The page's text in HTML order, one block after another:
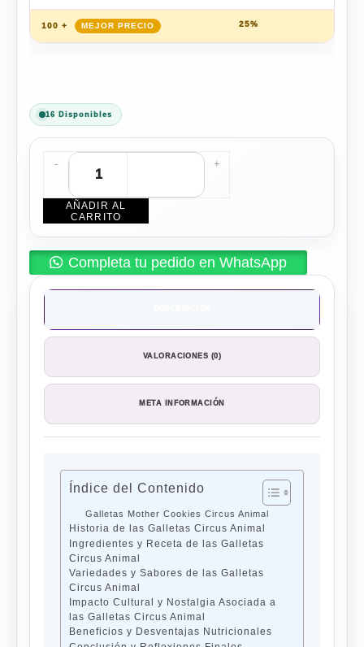
100 + 25%
16 Disponibles
- +
AÑADIR AL
CARRITO
Completa tu pedido en WhatsApp
VALORACIONES (0)
META INFORMACIÓN
Índice del Contenido
Galletas Mother Cookies Circus Animal
Historia de las Galletas Circus Animal
Ingredientes y Receta de las Galletas
Circus Animal
Variedades y Sabores de las Galletas
Circus Animal
Impacto Cultural y Nostalgia Asociada a
las Galletas Circus Animal
Beneficios y Desventajas Nutricionales